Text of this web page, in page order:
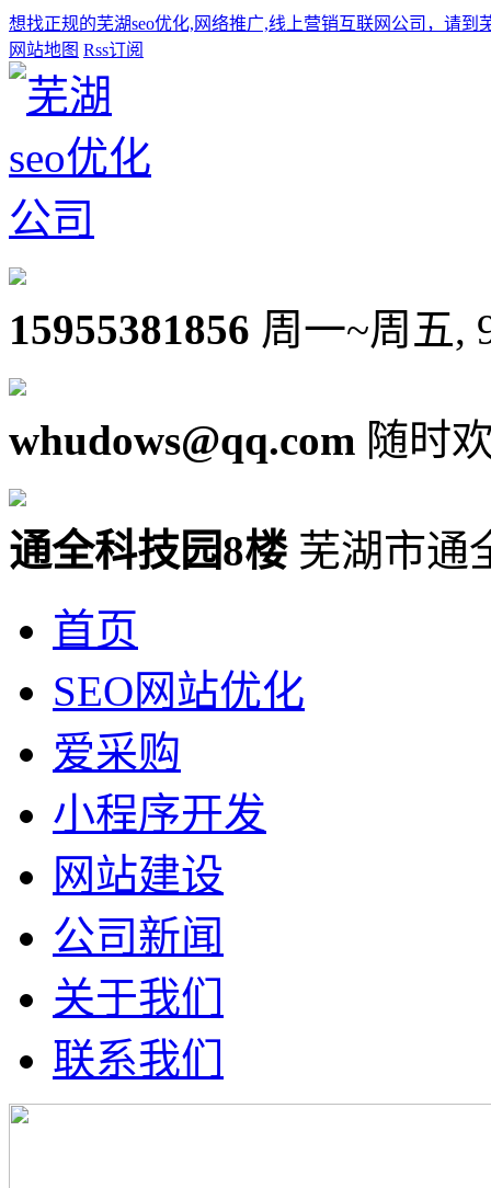
想找正规的芜湖seo优化,网络推广,线上营销互联网公司，请到
网站地图 Rss订阅
15955381856 周一~周五,
whudows@qq.com 随时
通全科技园8楼 芜湖市通
首页
SEO网站优化
爱采购
小程序开发
网站建设
公司新闻
关于我们
联系我们